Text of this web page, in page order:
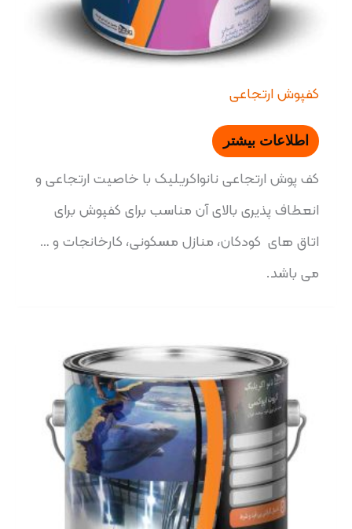
کفپوش ارتجاعی
اطلاعات بیشتر
کف پوش ارتجاعی نانواکریلیک با خاصیت ارتجاعی و
انعطاف پذیری بالای آن مناسب برای کفپوش برای
اتاق های کودکان، منازل مسکونی، کارخانجات و …
می باشد.